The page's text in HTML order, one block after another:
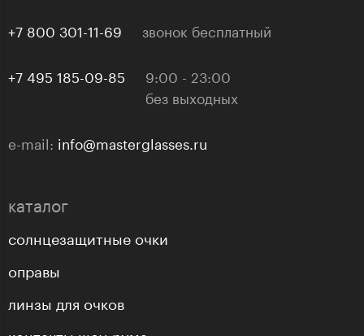
+7 800 301-11-69 звонок бесплатный
+7 495 185-09-85
9:00 - 23:00
без выходных
e-mail: info@masterglasses.ru
каталог
солнцезащитные очки
оправы
линзы для очков